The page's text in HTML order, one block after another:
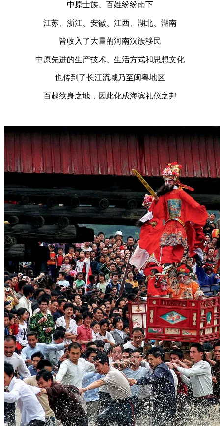
中原士族、百姓纷纷南下
江苏、浙江、安徽、江西、湖北、湖南
皆收入了大量的河南汉族移民
中原先进的生产技术、生活方式和思想文化
也传到了长江流域乃至闽粤地区
百越纹身之地，因此化成海滨礼仪之邦